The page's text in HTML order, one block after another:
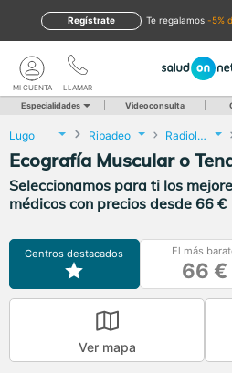
te regalamos -5%
Regístrate
LLAMAR
MI CUENTA
Especialidades Videoconsulta
Lugo Ribadeo Radiología
Ecografía Muscular o
Seleccionamos para ti los
médicos con precios desde 66 €
Centros destacados El más
66 €
Ver mapa